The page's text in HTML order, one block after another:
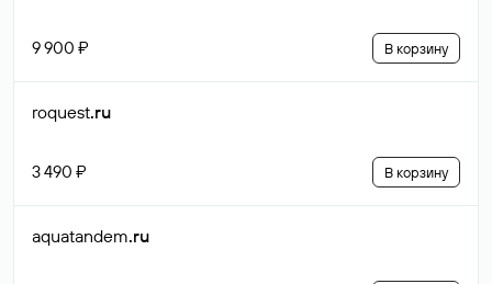
9 900 ₽ В корзину
roquest.ru
3 490 ₽ В корзину
aquatandem.ru